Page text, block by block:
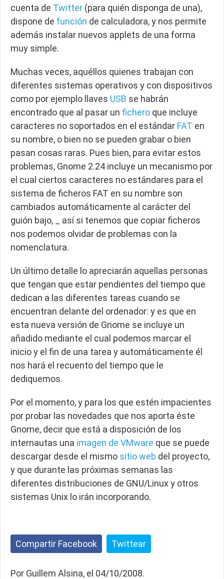
cuenta de Twitter (para quién disponga de una),
dispone de función de calculadora, y nos permite
además instalar nuevos applets de una forma
muy simple.
Muchas veces, aquéllos quienes trabajan con
diferentes sistemas operativos y con dispositivos
como por ejemplo llaves USB se habrán
encontrado que al pasar un fichero que incluye
caracteres no soportados en el estándar FAT en
su nombre, o bien no se pueden grabar o bien
pasan cosas raras. Pues bien, para evitar estos
problemas, Gnome 2.24 incluye un mecanismo por
el cual ciertos caracteres no estándares para el
sistema de ficheros FAT en su nombre son
cambiados automáticamente al carácter del
guión bajo, _ así si tenemos que copiar ficheros
nos podemos olvidar de problemas con la
nomenclatura.
Un último detalle lo apreciarán aquellas personas
que tengan que estar pendientes del tiempo que
dedican a las diferentes tareas cuando se
encuentran delante del ordenador: y es que en
esta nueva versión de Gnome se incluye un
añadido mediante el cual podemos marcar el
inicio y el fin de una tarea y automáticamente él
nos hará el recuento del tiempo que le
dediquemos.
Por el momento, y para los que estén impacientes
por probar las novedades que nos aporta éste
Gnome, decir que está a disposición de los
internautas una imagen de VMware que se puede
descargar desde el mismo sitio web del proyecto,
y que durante las próximas semanas las
diferentes distribuciones de GNU/Linux y otros
sistemas Unix lo irán incorporando.
Compartir Facebook Twittear
Por Guillem Alsina, el 04/10/2008.